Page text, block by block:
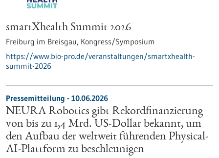
smartXhealth Summit 2026
Freiburg im Breisgau, Kongress/Symposium
https://www.bio-pro.de/veranstaltungen/smartxhealth-
summit-2026
Pressemitteilung - 10.06.2026
NEURA Robotics gibt Rekordfinanzierung
von bis zu 1,4 Mrd. US-Dollar bekannt, um
den Aufbau der weltweit führenden Physical-
AI-Plattform zu beschleunigen